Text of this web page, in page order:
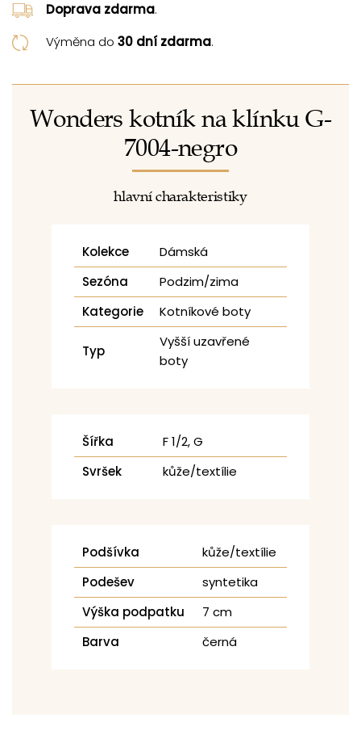
Doprava zdarma.
Výměna do 30 dní zdarma.
Wonders kotník na klínku G-
7004-negro
hlavní charakteristiky
Kolekce
Dámská
Sezóna
Podzim/zima
Kategorie
Kotníkové boty
Typ
Vyšší uzavřené
boty
Šířka
F 1/2, G
Svršek
kůže/textílie
Podšívka
kůže/textílie
Podešev
syntetika
Výška podpatku
7 cm
Barva
černá